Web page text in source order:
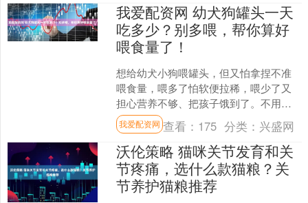
我爱配资网 幼犬狗罐头一天
吃多少？别多喂，帮你算好
喂食量了！
想给幼犬小狗喂罐头，但又怕拿捏不准
喂食量，喂多了怕软便拉稀，喂少了又
担心营养不够、把孩子饿到了。不用担
心，可以参考下面的这两个方法： 方法
一：参考罐头上的喂食建....
我爱配资网 查看： 175 分类： 兴盛网
沃伦策略 猫咪关节发育和关
节疼痛，选什么款猫粮？关
节养护猫粮推荐